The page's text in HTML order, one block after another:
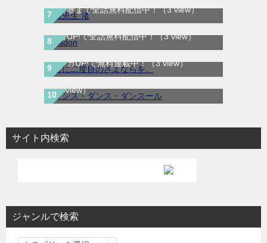
最終巻まで全話無料配信中！（3 view）
BADON-バードン-｜最新刊第8巻連載中！マ
ンガUP!で全話無料配信中！（3 view）
君に二度目のさよならを。｜最新刊第2巻！
マンガUP!で無料連載中！（3 view）
ダンス・ダンス・ダンスール｜最新刊第25
巻！全話無料で読める公式マンガアプリ！
（3 view）
サイト内検索
ジャンルで検索